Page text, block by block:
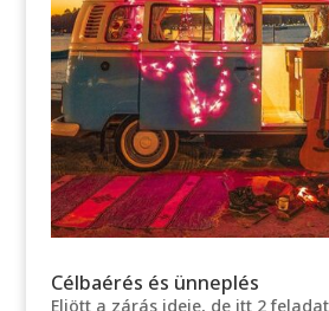
Célbaérés és ünneplés
Eljött a zárás ideje, de itt 2